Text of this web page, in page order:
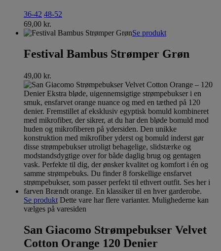
36-42 48-52
69,00 kr.
Se produkt
Festival Bambus Strømper Grøn
49,00 kr.
Se produkt Dette vare har flere varianter. Mulighederne kan
vælges på varesiden
San Giacomo Strømpebukser Velvet
Cotton Orange 120 Denier